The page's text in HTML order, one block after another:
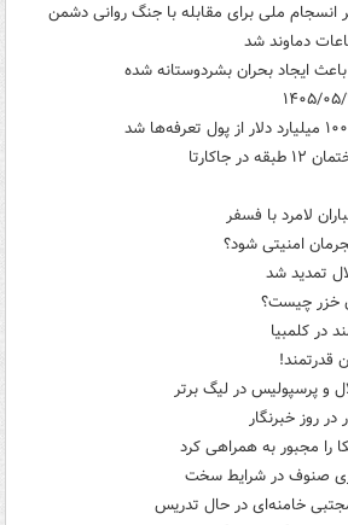
انسجام ملی برای مقابله با جنگ روانی دشمن
دماوند شد
ایجاد بحران بشردوستانه شده
لامرد با فسفر
امنیتی شود؟
تمدید شد
خزر چیست؟
در کلمبیا
قدرتمند!
و پرسپولیس در لیگ برتر
روز خبرنگار
را مجبور به همراهی کرد
صنوف در شرایط سخت
خامنه‌ای در حال تدریس